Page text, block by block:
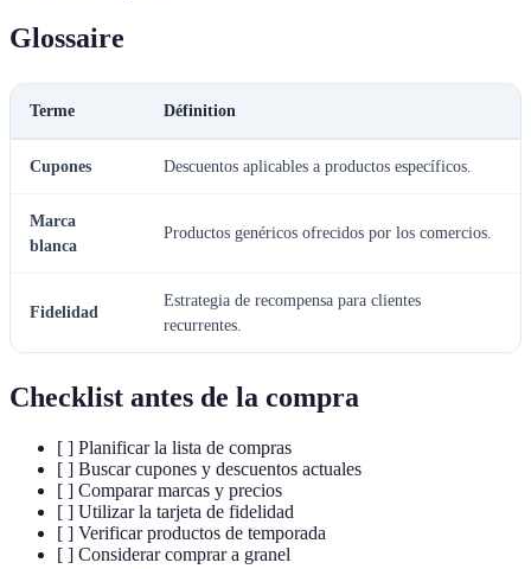
Glossaire
Terme Définition
Cupones Descuentos aplicables a productos específicos.
Marca
blanca
Productos genéricos ofrecidos por los comercios.
Fidelidad
Estrategia de recompensa para clientes
recurrentes.
Checklist antes de la compra
[ ] Planificar la lista de compras
[ ] Buscar cupones y descuentos actuales
[ ] Comparar marcas y precios
[ ] Utilizar la tarjeta de fidelidad
[ ] Verificar productos de temporada
[ ] Considerar comprar a granel